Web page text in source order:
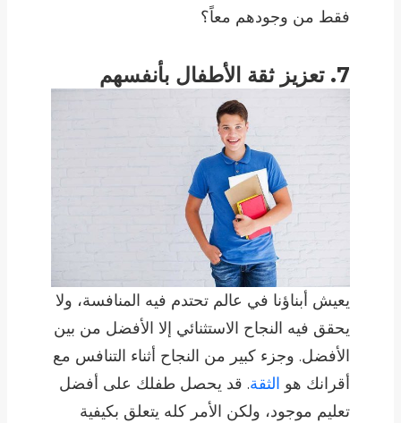
فقط من وجودهم معاً؟
7. تعزيز ثقة الأطفال بأنفسهم
يعيش أبناؤنا في عالم تحتدم فيه المنافسة، ولا
يحقق فيه النجاح الاستثنائي إلا الأفضل من بين
الأفضل. وجزء كبير من النجاح أثناء التنافس مع
أقرانك هو الثقة. قد يحصل طفلك على أفضل
تعليم موجود، ولكن الأمر كله يتعلق بكيفية